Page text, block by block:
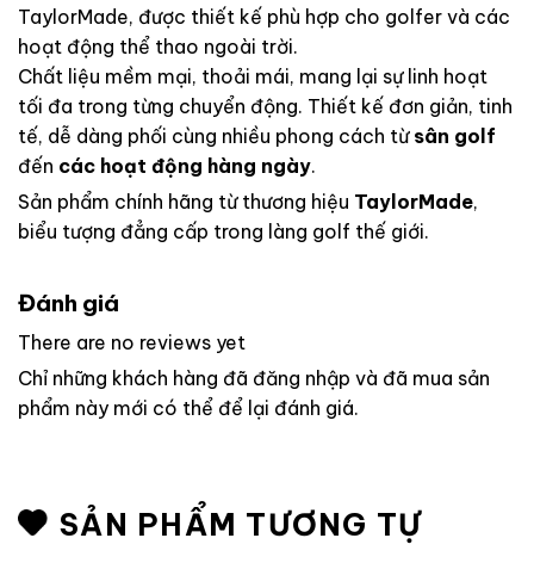
TaylorMade, được thiết kế phù hợp cho golfer và các
hoạt động thể thao ngoài trời.
Chất liệu mềm mại, thoải mái, mang lại sự linh hoạt
tối đa trong từng chuyển động. Thiết kế đơn giản, tinh
tế, dễ dàng phối cùng nhiều phong cách từ sân golf
đến các hoạt động hàng ngày.
Sản phẩm chính hãng từ thương hiệu TaylorMade,
biểu tượng đẳng cấp trong làng golf thế giới.
Đánh giá
There are no reviews yet
Chỉ những khách hàng đã đăng nhập và đã mua sản
phẩm này mới có thể để lại đánh giá.
SẢN PHẨM TƯƠNG TỰ